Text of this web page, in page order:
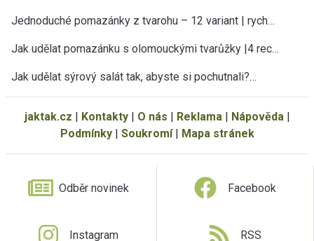
Jednoduché pomazánky z tvarohu – 12 variant | rych…
Jak udělat pomazánku s olomouckými tvarůžky |4 rec…
Jak udělat sýrový salát tak, abyste si pochutnali?…
jaktak.cz | Kontakty| O nás | Reklama| Nápověda|
Podmínky| Soukromí| Mapa stránek
Odběr novinek Facebook
Instagram RSS